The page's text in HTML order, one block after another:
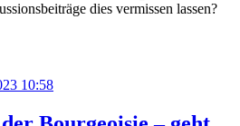
dies vermissen lassen?
10:58